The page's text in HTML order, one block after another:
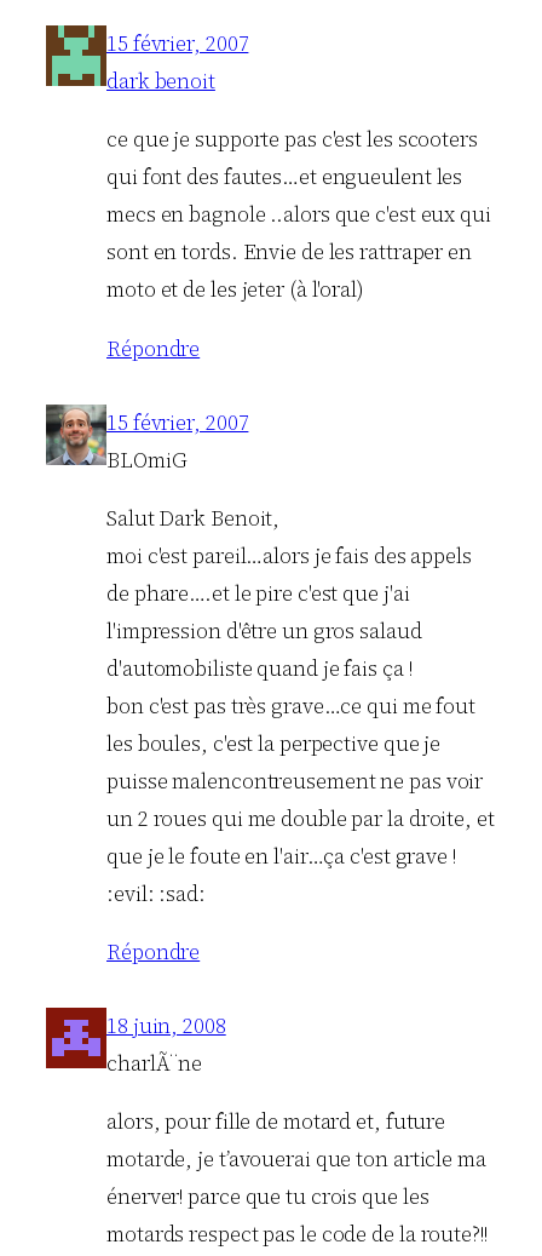
15 février, 2007
dark benoit
ce que je supporte pas c'est les scooters
qui font des fautes…et engueulent les
mecs en bagnole ..alors que c'est eux qui
sont en tords. Envie de les rattraper en
moto et de les jeter (à l'oral)
Répondre
15 février, 2007
BLOmiG
Salut Dark Benoit,
moi c'est pareil…alors je fais des appels
de phare….et le pire c'est que j'ai
l'impression d'être un gros salaud
d'automobiliste quand je fais ça !
bon c'est pas très grave…ce qui me fout
les boules, c'est la perpective que je
puisse malencontreusement ne pas voir
un 2 roues qui me double par la droite, et
que je le foute en l'air…ça c'est grave !
:evil: :sad:
Répondre
18 juin, 2008
charlÃ¨ne
alors, pour fille de motard et, future
motarde, je t’avouerai que ton article ma
énerver! parce que tu crois que les
motards respect pas le code de la route?!!